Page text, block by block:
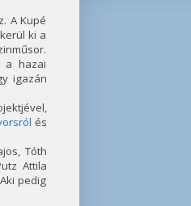
A Kupé
ki a
a hazai
igazán
és
Tóth
Attila
pedig